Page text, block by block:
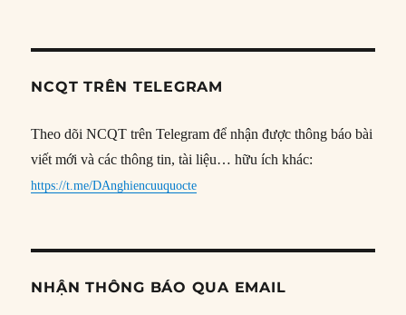
NCQT TRÊN TELEGRAM
Theo dõi NCQT trên Telegram để nhận được thông báo bài
viết mới và các thông tin, tài liệu… hữu ích khác:
https://t.me/DAnghiencuuquocte
NHẬN THÔNG BÁO QUA EMAIL